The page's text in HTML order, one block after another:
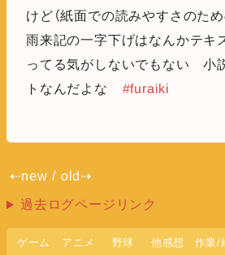
けど（紙面での読みやすさのた
雨来記の一字下げはなんかテキ
ってる気がしないでもない 小
トなんだよな #furaiki
⇠new / old⇢
過去ログページリンク
ゲーム アニメ 野球 他感想 作業/